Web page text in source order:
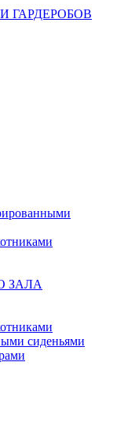
ГАРДЕРОБОВ
ЗАЛА
сиденьями